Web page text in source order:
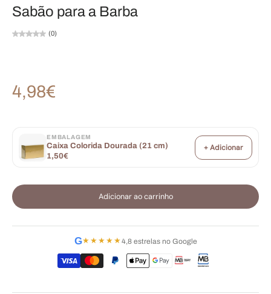
Sabão para a Barba
(0)
4,98€
EMBALAGEM
Caixa Colorida Dourada (21 cm)
1,50€
+ Adicionar
Adicionar ao carrinho
G★★★★★4,8 estrelas no Google